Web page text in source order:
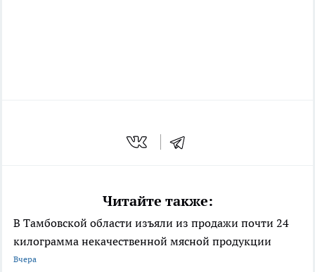
Читайте также:
В Тамбовской области изъяли из продажи почти 24
килограмма некачественной мясной продукции
Вчера